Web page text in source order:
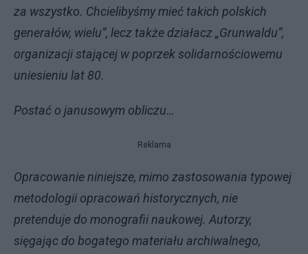
za wszystko. Chcielibyśmy mieć takich polskich
generałów, wielu”, lecz także działacz „Grunwaldu”,
organizacji stającej w poprzek solidarnościowemu
uniesieniu lat 80.
Postać o janusowym obliczu…
Reklama
Opracowanie niniejsze, mimo zastosowania typowej
metodologii opracowań historycznych, nie
pretenduje do monografii naukowej. Autorzy,
sięgając do bogatego materiału archiwalnego,